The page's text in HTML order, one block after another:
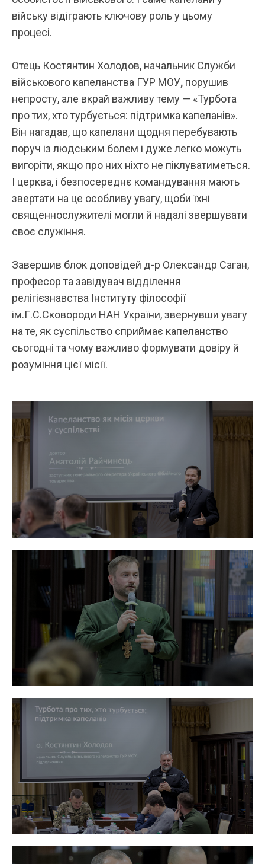
війську відіграють ключову роль у цьому
процесі.
Отець Костянтин Холодов, начальник Служби
військового капеланства ГУР МОУ, порушив
непросту, але вкрай важливу тему — «Турбота
про тих, хто турбується: підтримка капеланів».
Він нагадав, що капелани щодня перебувають
поруч із людським болем і дуже легко можуть
вигоріти, якщо про них ніхто не піклуватиметься.
І церква, і безпосереднє командування мають
звертати на це особливу увагу, щоби їхні
священнослужителі могли й надалі звершувати
своє служіння.
Завершив блок доповідей д-р Олександр Саган,
професор та завідувач відділення
релігієзнавства Інституту філософії
ім.Г.С.Сковороди НАН України, звернувши увагу
на те, як суспільство сприймає капеланство
сьогодні та чому важливо формувати довіру й
розуміння цієї місії.